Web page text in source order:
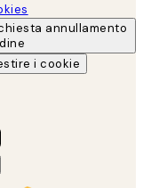
annullamento
i cookie